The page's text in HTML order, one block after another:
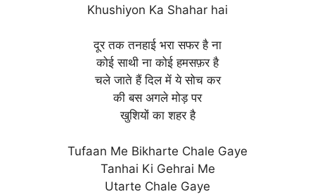
Khushiyon Ka Shahar hai
दूर तक तनहाई भरा सफर है ना
कोई साथी ना कोई हमसफ़र है
चले जाते हैं दिल में ये सोच कर
की बस अगले मोड़ पर
खुशियों का शहर है
Tufaan Me Bikharte Chale Gaye
Tanhai Ki Gehrai Me
Utarte Chale Gaye